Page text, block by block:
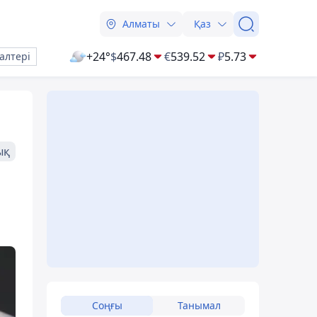
Алматы Қаз
+24°$467.48 €539.52 ₽5.73
Соңғы Танымал